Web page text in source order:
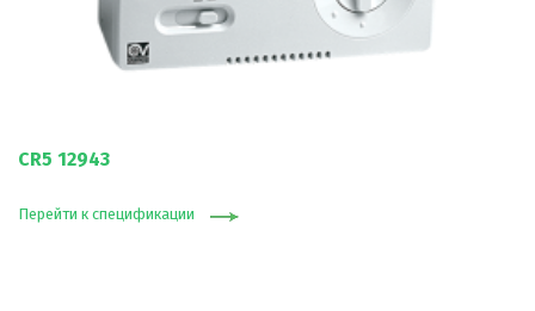
CR5 12943
Перейти к спецификации